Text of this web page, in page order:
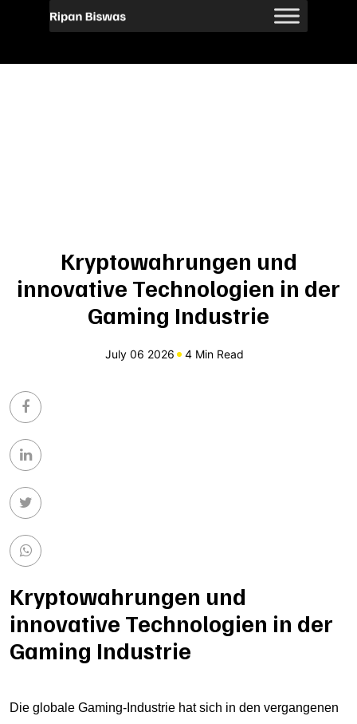
Kryptowahrungen und
innovative Technologien in der
Gaming Industrie
July 06 2026 4 Min Read
Kryptowahrungen und
innovative Technologien in der
Gaming Industrie
Die globale Gaming-Industrie hat sich in den vergangenen